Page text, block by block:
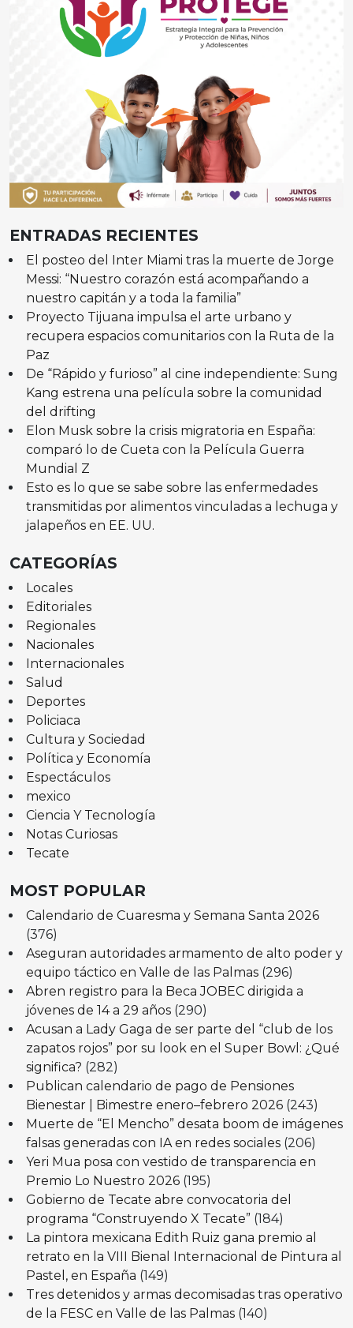
ENTRADAS RECIENTES
El posteo del Inter Miami tras la muerte de Jorge
Messi: “Nuestro corazón está acompañando a
nuestro capitán y a toda la familia”
Proyecto Tijuana impulsa el arte urbano y
recupera espacios comunitarios con la Ruta de la
Paz
De “Rápido y furioso” al cine independiente: Sung
Kang estrena una película sobre la comunidad
del drifting
Elon Musk sobre la crisis migratoria en España:
comparó lo de Cueta con la Película Guerra
Mundial Z
Esto es lo que se sabe sobre las enfermedades
transmitidas por alimentos vinculadas a lechuga y
jalapeños en EE. UU.
CATEGORÍAS
Locales
Editoriales
Regionales
Nacionales
Internacionales
Salud
Deportes
Policiaca
Cultura y Sociedad
Política y Economía
Espectáculos
mexico
Ciencia Y Tecnología
Notas Curiosas
Tecate
MOST POPULAR
Calendario de Cuaresma y Semana Santa 2026
(376)
Aseguran autoridades armamento de alto poder y
equipo táctico en Valle de las Palmas (296)
Abren registro para la Beca JOBEC dirigida a
jóvenes de 14 a 29 años (290)
Acusan a Lady Gaga de ser parte del “club de los
zapatos rojos” por su look en el Super Bowl: ¿Qué
significa? (282)
Publican calendario de pago de Pensiones
Bienestar | Bimestre enero–febrero 2026 (243)
Muerte de “El Mencho” desata boom de imágenes
falsas generadas con IA en redes sociales (206)
Yeri Mua posa con vestido de transparencia en
Premio Lo Nuestro 2026 (195)
Gobierno de Tecate abre convocatoria del
programa “Construyendo X Tecate” (184)
La pintora mexicana Edith Ruiz gana premio al
retrato en la VIII Bienal Internacional de Pintura al
Pastel, en España (149)
Tres detenidos y armas decomisadas tras operativo
de la FESC en Valle de las Palmas (140)